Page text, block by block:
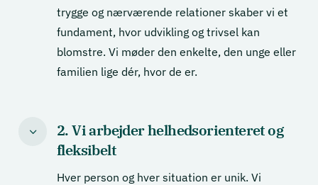
trygge og nærværende relationer skaber vi et
fundament, hvor udvikling og trivsel kan
blomstre. Vi møder den enkelte, den unge eller
familien lige dér, hvor de er.
2. Vi arbejder helhedsorienteret og
fleksibelt
Hver person og hver situation er unik. Vi
3